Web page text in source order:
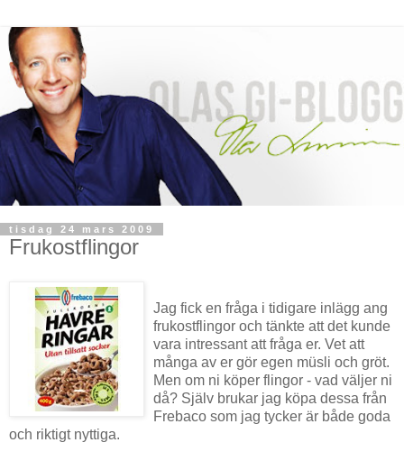
tisdag 24 mars 2009
Frukostflingor
Jag fick en fråga i tidigare inlägg ang
frukostflingor och tänkte att det kunde
vara intressant att fråga er. Vet att
många av er gör egen müsli och gröt.
Men om ni köper flingor - vad väljer ni
då? Själv brukar jag köpa dessa från
Frebaco som jag tycker är både goda
och riktigt nyttiga.